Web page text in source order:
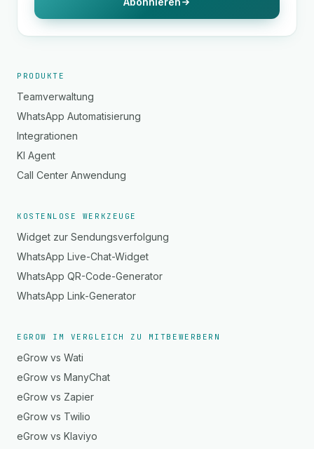
PRODUKTE
Teamverwaltung
WhatsApp Automatisierung
Integrationen
KI Agent
Call Center Anwendung
KOSTENLOSE WERKZEUGE
Widget zur Sendungsverfolgung
WhatsApp Live-Chat-Widget
WhatsApp QR-Code-Generator
WhatsApp Link-Generator
EGROW IM VERGLEICH ZU MITBEWERBERN
eGrow vs Wati
eGrow vs ManyChat
eGrow vs Zapier
eGrow vs Twilio
eGrow vs Klaviyo